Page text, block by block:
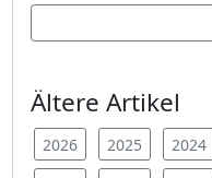
Ältere Artikel
2026 2025 2024